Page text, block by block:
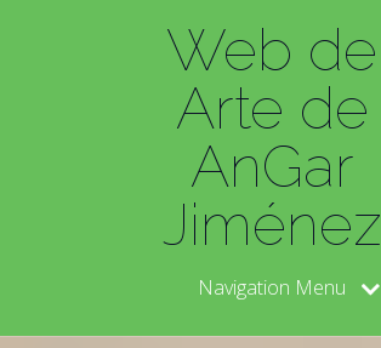
Web de
Arte de
AnGar
Jiménez
Navigation Menu